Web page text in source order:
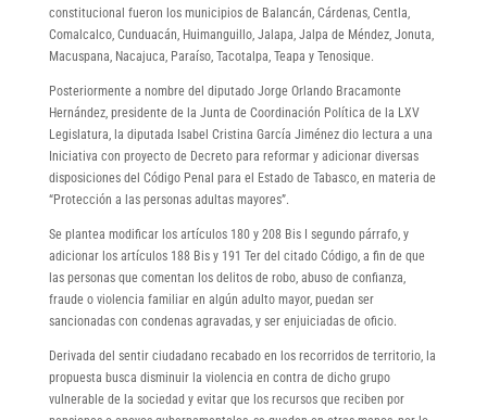
constitucional fueron los municipios de Balancán, Cárdenas, Centla,
Comalcalco, Cunduacán, Huimanguillo, Jalapa, Jalpa de Méndez, Jonuta,
Macuspana, Nacajuca, Paraíso, Tacotalpa, Teapa y Tenosique.
Posteriormente a nombre del diputado Jorge Orlando Bracamonte
Hernández, presidente de la Junta de Coordinación Política de la LXV
Legislatura, la diputada Isabel Cristina García Jiménez dio lectura a una
Iniciativa con proyecto de Decreto para reformar y adicionar diversas
disposiciones del Código Penal para el Estado de Tabasco, en materia de
“Protección a las personas adultas mayores”.
Se plantea modificar los artículos 180 y 208 Bis I segundo párrafo, y
adicionar los artículos 188 Bis y 191 Ter del citado Código, a fin de que
las personas que comentan los delitos de robo, abuso de confianza,
fraude o violencia familiar en algún adulto mayor, puedan ser
sancionadas con condenas agravadas, y ser enjuiciadas de oficio.
Derivada del sentir ciudadano recabado en los recorridos de territorio, la
propuesta busca disminuir la violencia en contra de dicho grupo
vulnerable de la sociedad y evitar que los recursos que reciben por